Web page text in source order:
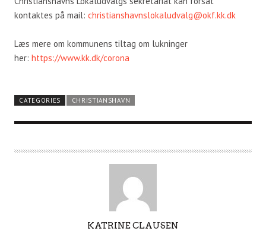
kontaktes på mail: christianshavnslokaludvalg@okf.kk.dk
Læs mere om kommunens tiltag om lukninger
her: https://www.kk.dk/corona
CATEGORIES CHRISTIANSHAVN
KATRINE CLAUSEN